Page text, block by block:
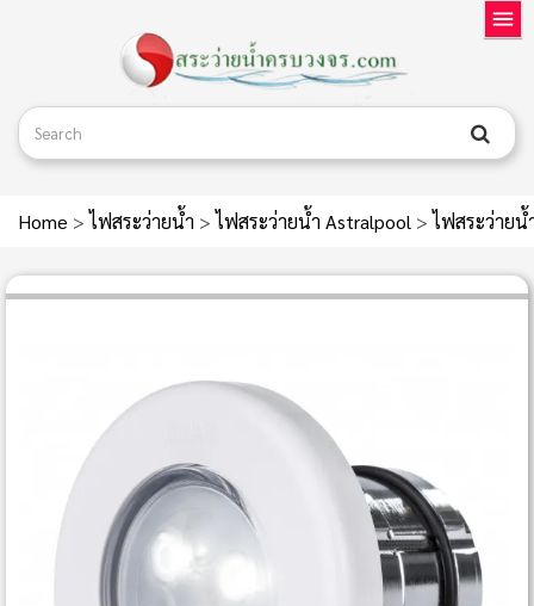
Home > ไฟสระว่ายน้ำ > ไฟสระว่ายน้ำ Astralpool > ไฟสระว่ายน้